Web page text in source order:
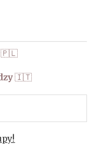
🇵🇱
🇮🇹